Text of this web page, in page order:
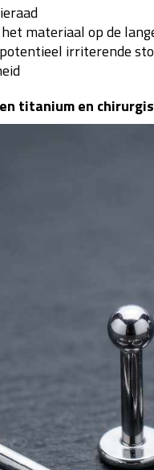
materiaal op de
irriterende
titanium en